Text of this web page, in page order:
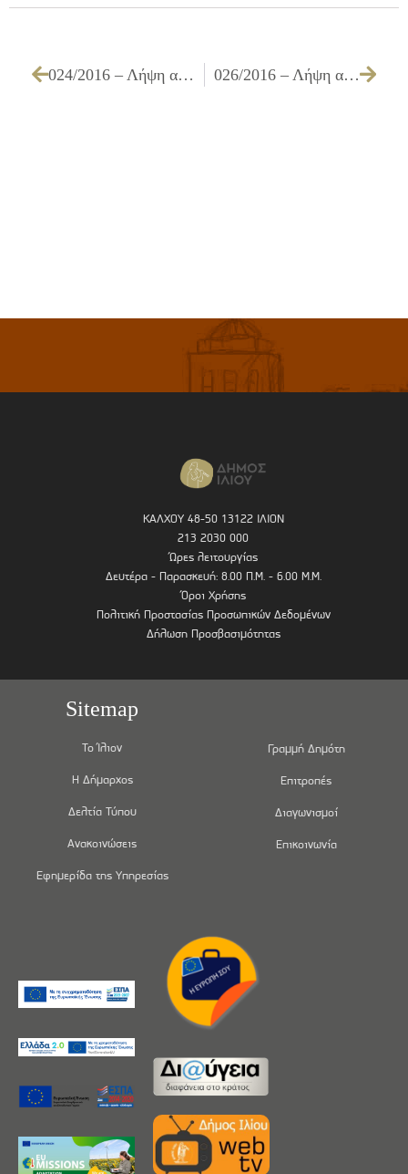
024/2016 – Λήψη απόφασης για τη χορήγηση 3ης παράτασης προθεσμίας εκτέλεσης του έργου ΓΕΝΙΚΗ ΣΥΝΤΗΡΗΣΗ ΣΧΟΛΙΚΩΝ ΚΤΙΡΙΩΝ 026/2016 – Λήψη απόφασης για έγκριση του 3ου Τελικού ΑΠΕ του έργου ΔΗΜΙΟΥΡΓΙΑ ΠΡΑΣΙΝΗΣ ΔΙΑΔΡΟΜΗΣ ΑΠΟ ΤΟ ΠΑΡΚΟ ΠΕΡΙΒΑΛΛΟΝΤΙΚΗΣ ΕΥΑΙΣΘΗΤΟΠΟΙΗΣΗΣ «ΑΝΤΩΝΗΣ ΤΡΙΤΣΗΣ» ΠΡΟΣ ΤΟ ΕΜΠΟΡΙΚΟ – ΔΙΟΙΚΗΤΙΚΟ ΚΕΝΤΡΟ ΤΟΥ ΔΗΜΟΥ ΜΕ ΑΝΑΠΛΑΣΗ ΑΣΤΙΚΟΥ ΧΩΡΟΥ – ΚΑΤΑΣΚΕΥΗ ΠΟΔΗΛΑΤΟΔΡΟΜΟΥ ΚΑΙ ΔΗΜΙΟΥΡΓΙΑ ΥΠΑΙΘΡΙΟΥ ΔΗΜΟΤΙΚΟΥ ΧΩΡΟΥ ΣΤΑΘΜΕΥΣΗΣ ΑΥΤΟΚΙΝΗΤΩΝ
ΚΑΛΧΟΥ 48-50 13122 ΙΛΙΟΝ
213 2030 000
Ώρες λειτουργίας
Δευτέρα - Παρασκευή: 8.00 Π.Μ. - 6.00 Μ.Μ.
Όροι Χρήσης
Πολιτική Προστασίας Προσωπικών Δεδομένων
Δήλωση Προσβασιμότητας
Sitemap
Το Ίλιον
Η Δήμαρχος
Δελτία Τύπου
Ανακοινώσεις
Εφημερίδα της Υπηρεσίας
Γραμμή Δημότη
Επιτροπές
Διαγωνισμοί
Επικοινωνία